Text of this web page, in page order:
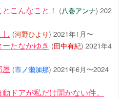
こんなこと！ (八巻アンナ) 202
(河野ひより) 2021年1月〜
たなかゆき (田中有紀) 2021年4
屋 (市ノ瀬加那) 2021年6月〜2024
ドアが私だけ開かない件。